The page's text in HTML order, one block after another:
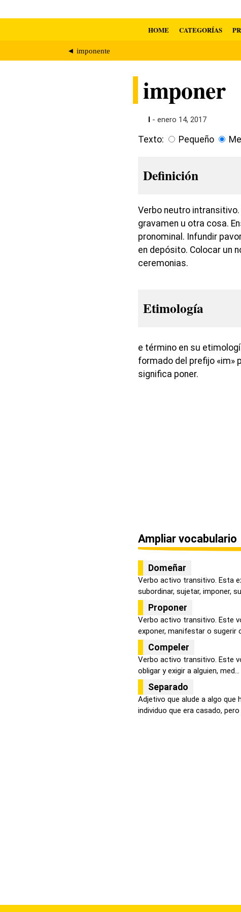
HOME CATEGORÍAS
◄ imponente
imponer
- enero 14, 2017
Texto: Pequeño
Definición
Verbo neutro
gravamen u otra cosa.
pronominal. Infundir
en depósito. Colocar un
ceremonias.
Etimología
e término en su
formado del prefijo «im»
significa poner.
Ampliar vocabulario
Domeñar
Verbo activo transitivo. Esta
subordinar, sujetar, imponer,
Proponer
Verbo activo transitivo. Este
exponer, manifestar o sugerir
Compeler
Verbo activo transitivo. Este
obligar y exigir a alguien, med...
Separado
Adjetivo que alude a algo que
individuo que era casado, pero